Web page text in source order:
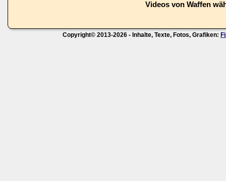
Videos von Waffen
Copyright© 2013-2026 - Inhalte, Texte, Fotos, Grafiken: